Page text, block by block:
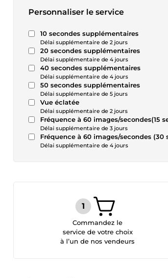
Personnaliser le service
10 secondes supplémentaires
Délai supplémentaire de 2 jours
20 secondes supplémentaires
Délai supplémentaire de 4 jours
40 secondes supplémentaires
Délai supplémentaire de 4 jours
50 secondes supplémentaires
Délai supplémentaire de 5 jours
Vue éclatée
Délai supplémentaire de 2 jours
Fréquence à 60 images/secondes(15
Délai supplémentaire de 3 jours
Fréquence à 60 images/secondes (30
Délai supplémentaire de 4 jours
Commandez le
service de votre choix
à l’un de nos vendeurs